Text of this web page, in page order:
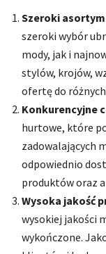
Szeroki
szeroki wybór
mody, jak i
stylów, krojów,
ofertę do
Konkurencyjne
hurtowe, które
zadowalających
odpowiednio
produktów oraz
Wysoka jakość
wysokiej jakości
wykończone.